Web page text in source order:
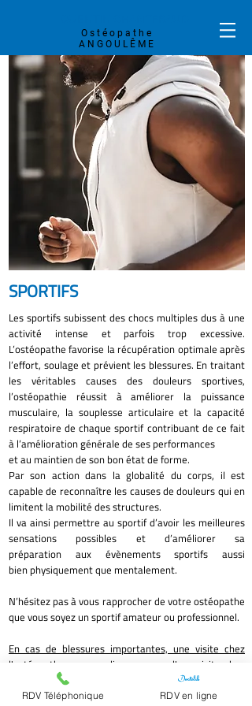
Ostéopathe
ANGOULÊME
SPORTIFS
Les sportifs subissent des chocs multiples dus à une
activité intense et parfois trop excessive.
L’ostéopathe favorise la récupération optimale après
l’effort, soulage et prévient les blessures. En traitant
les véritables causes des douleurs sportives,
l’ostéopathie réussit à améliorer la puissance
musculaire, la souplesse articulaire et la capacité
respiratoire de chaque sportif contribuant de ce fait
à l’amélioration générale de ses performances
et au maintien de son bon état de forme.
Par son action dans la globalité du corps, il est
capable de reconnaître les causes de douleurs qui en
limitent la mobilité des structures.
Il va ainsi permettre au sportif d’avoir les meilleures
sensations possibles et d’améliorer sa
préparation aux évènements sportifs aussi
bien physiquement que mentalement.
N’hésitez pas à vous rapprocher de votre ostéopathe
que vous soyez un sportif amateur ou professionnel.
En cas de blessures importantes, une visite chez
l'ostéopathe ne vous dispense pas d'une visite chez
le médecin.
RDV Téléphonique RDV en ligne